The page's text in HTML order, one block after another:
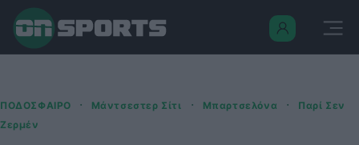
ΠΟΔΟΣΦΑΙΡΟ · Μάντσεστερ Σίτι · Μπαρτσελόνα ·
Παρί Σεν
Ζερμέν